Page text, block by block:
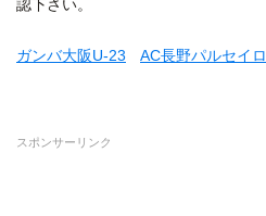
認下さい。
ガンバ大阪U-23 AC長野パルセイロ
スポンサーリンク